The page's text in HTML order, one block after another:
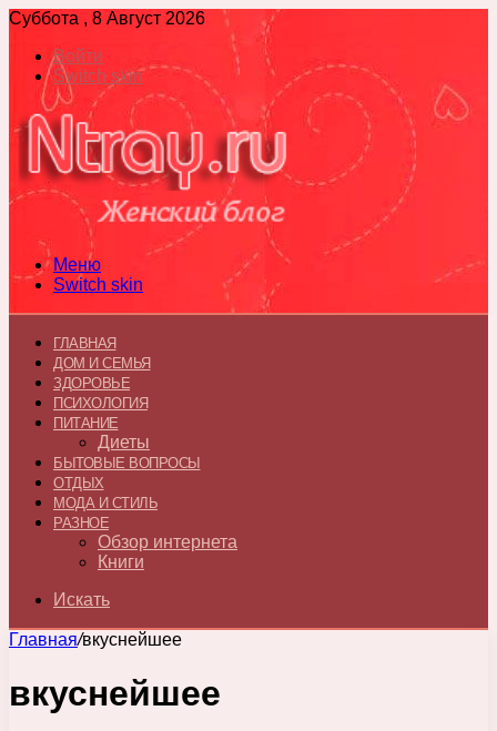
Суббота , 8 Август 2026
Войти
Switch skin
Меню
Switch skin
ГЛАВНАЯ
ДОМ И СЕМЬЯ
ЗДОРОВЬЕ
ПСИХОЛОГИЯ
ПИТАНИЕ
Диеты
БЫТОВЫЕ ВОПРОСЫ
ОТДЫХ
МОДА И СТИЛЬ
РАЗНОЕ
Обзор интернета
Книги
Искать
Главная/вкуснейшее
вкуснейшее